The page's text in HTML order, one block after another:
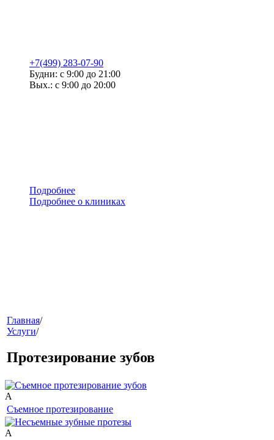
+7(499) 283-07-90
Будни: с 9:00 до 21:00
Вых.: с 9:00 до 20:00
Подробнее
Подробнее о клиниках
меню
звонок
Главная/
Услуги/
Протезирование зубов
A
Съемное протезирование
A